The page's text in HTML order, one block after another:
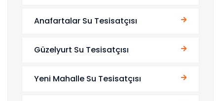
Anafartalar Su Tesisatçısı
Güzelyurt Su Tesisatçısı
Yeni Mahalle Su Tesisatçısı